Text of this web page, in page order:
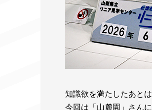
知識欲を満たしたあと
今回は「山麓園」さん